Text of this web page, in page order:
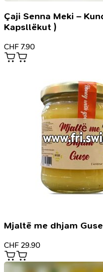
Çaji Senna Meki –
Kapsllëkut )
CHF 7.90
Mjaltë me dhjam Guse
CHF 29.90